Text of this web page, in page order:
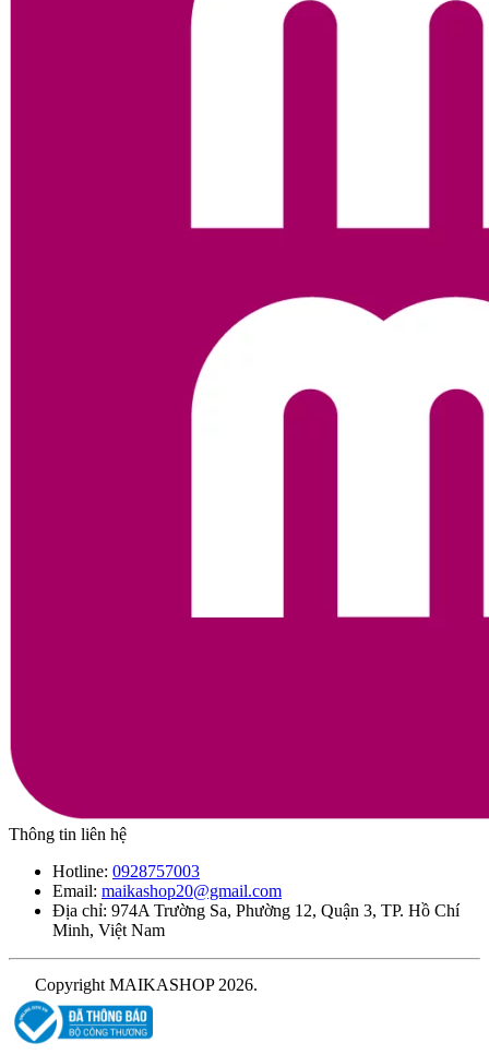
Thông tin liên hệ
Hotline: 0928757003
Email: maikashop20@gmail.com
Địa chỉ: 974A Trường Sa, Phường 12, Quận 3, TP. Hồ Chí
Minh, Việt Nam
Copyright MAIKASHOP 2026.